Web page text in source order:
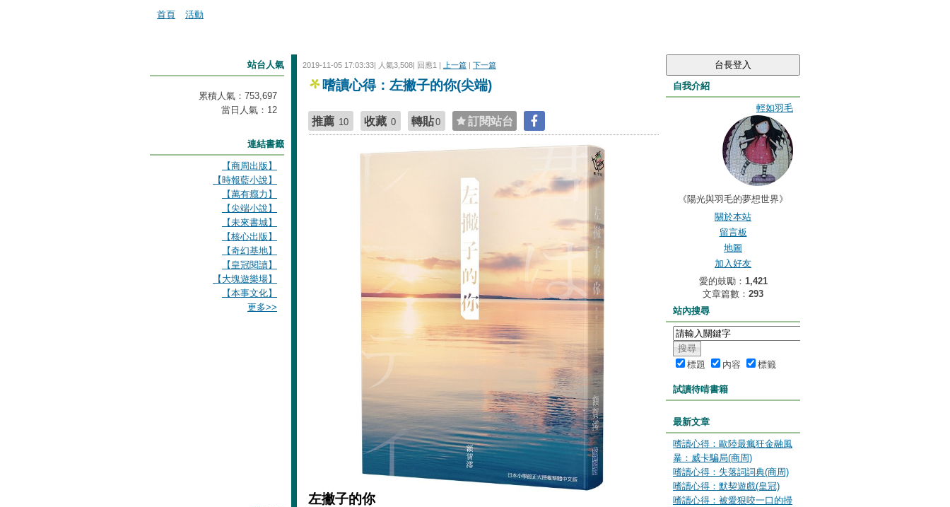
首頁 活動
2019-11-05 17:03:33| 人氣3,508| 回應1 | 上一篇 | 下一篇
嗜讀心得：左撇子的你(尖端)
推薦 10 收藏 0 轉貼0 訂閱站台
左撇子的你
自我介紹
輕如羽毛
《陽光與羽毛的夢想世界》
關於本站
留言板
地圖
加入好友
愛的鼓勵： 1,421
文章篇數： 293
站內搜尋
標題 內容 標籤
試讀待啃書籍
最新文章
嗜讀心得：歐陸最瘋狂金融風
暴：威卡騙局(商周)
嗜讀心得：失落詞詞典(商周)
嗜讀心得：默契遊戲(皇冠)
嗜讀心得：被愛狠咬一口的掃
站台人氣
累積人氣： 753,697
當日人氣： 12
連結書籤
【商周出版】
【時報藍小說】
【萬有癮力】
【尖端小說】
【未來書城】
【核心出版】
【奇幻基地】
【皇冠閱讀】
【大塊遊樂場】
【本事文化】
更多>>